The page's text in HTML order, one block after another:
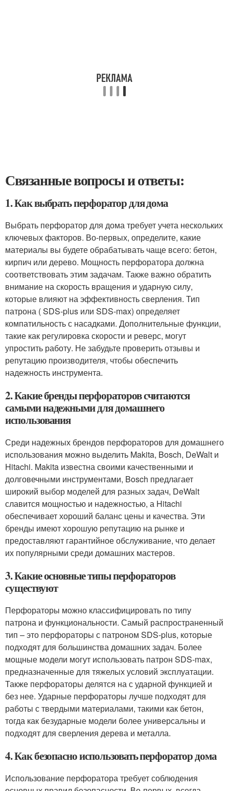
Связанные вопросы и ответы:
1. Как выбрать перфоратор для дома
Выбрать перфоратор для дома требует учета нескольких
ключевых факторов. Во-первых, определите, какие
материалы вы будете обрабатывать чаще всего: бетон,
кирпич или дерево. Мощность перфоратора должна
соответствовать этим задачам. Также важно обратить
внимание на скорость вращения и ударную силу,
которые влияют на эффективность сверления. Тип
патрона ( SDS-plus или SDS-max) определяет
компатильность с насадками. Дополнительные функции,
такие как регулировка скорости и реверс, могут
упростить работу. Не забудьте проверить отзывы и
репутацию производителя, чтобы обеспечить
надежность инструмента.
2. Какие бренды перфораторов считаются
самыми надежными для домашнего
использования
Среди надежных брендов перфораторов для домашнего
использования можно выделить Makita, Bosch, DeWalt и
Hitachi. Makita известна своими качественными и
долговечными инструментами, Bosch предлагает
широкий выбор моделей для разных задач, DeWalt
славится мощностью и надежностью, а Hitachi
обеспечивает хороший баланс цены и качества. Эти
бренды имеют хорошую репутацию на рынке и
предоставляют гарантийное обслуживание, что делает
их популярными среди домашних мастеров.
3. Какие основные типы перфораторов
существуют
Перфораторы можно классифицировать по типу
патрона и функциональности. Самый распространенный
тип – это перфораторы с патроном SDS-plus, которые
подходят для большинства домашних задач. Более
мощные модели могут использовать патрон SDS-max,
предназначенные для тяжелых условий эксплуатации.
Также перфораторы делятся на с ударной функцией и
без нее. Ударные перфораторы лучше подходят для
работы с твердыми материалами, такими как бетон,
тогда как безударные модели более универсальны и
подходят для сверления дерева и металла.
4. Как безопасно использовать перфоратор дома
Использование перфоратора требует соблюдения